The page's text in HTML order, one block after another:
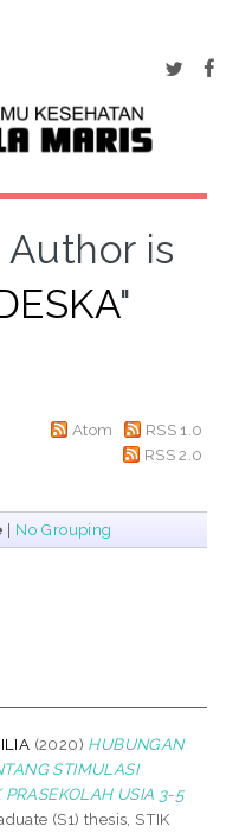
is
"
Atom
RSS 1.0
RSS 2.0
| No Grouping
(2020) HUBUNGAN
STIMULASI
USIA 3-5
(S1) thesis, STIK